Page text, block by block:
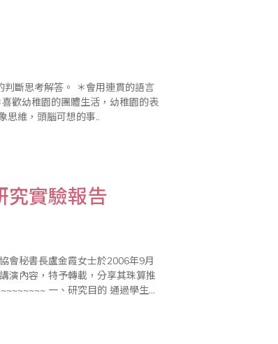
展迅速活潑好動。 ＊有具體的形象思維，頭腦可想的事..
究實驗報告
會秘書長盧金霞女士於2006年9月
演內容，特予轉載，分享其珠算推